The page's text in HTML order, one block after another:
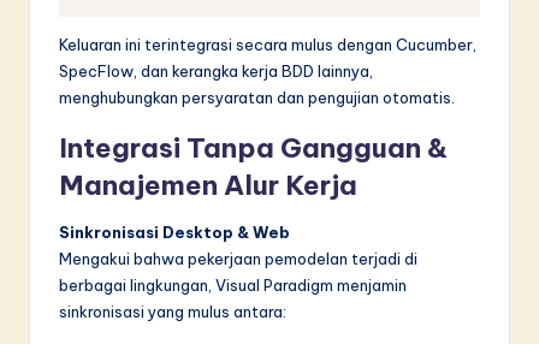
Keluaran ini terintegrasi secara mulus dengan Cucumber,
SpecFlow, dan kerangka kerja BDD lainnya,
menghubungkan persyaratan dan pengujian otomatis.
Integrasi Tanpa Gangguan &
Manajemen Alur Kerja
Sinkronisasi Desktop & Web
Mengakui bahwa pekerjaan pemodelan terjadi di
berbagai lingkungan, Visual Paradigm menjamin
sinkronisasi yang mulus antara: